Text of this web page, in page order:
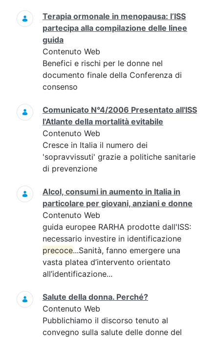
Terapia ormonale in menopausa: l’ISS
partecipa alla compilazione delle linee
guida
Contenuto Web
Benefici e rischi per le donne nel
documento finale della Conferenza di
consenso
Comunicato N°4/2006 Presentato all'ISS
l'Atlante della mortalità evitabile
Contenuto Web
Cresce in Italia il numero dei
'sopravvissuti' grazie a politiche sanitarie
di prevenzione
Alcol, consumi in aumento in Italia in
particolare per giovani, anziani e donne
Contenuto Web
guida europee RARHA prodotte dall'ISS:
necessario investire in identificazione
precoce...Sanità, fanno emergere una
vasta platea d’intervento orientato
all’identificazione...
Salute della donna. Perché?
Contenuto Web
Pubblichiamo il discorso tenuto al
convegno sulla salute delle donne del